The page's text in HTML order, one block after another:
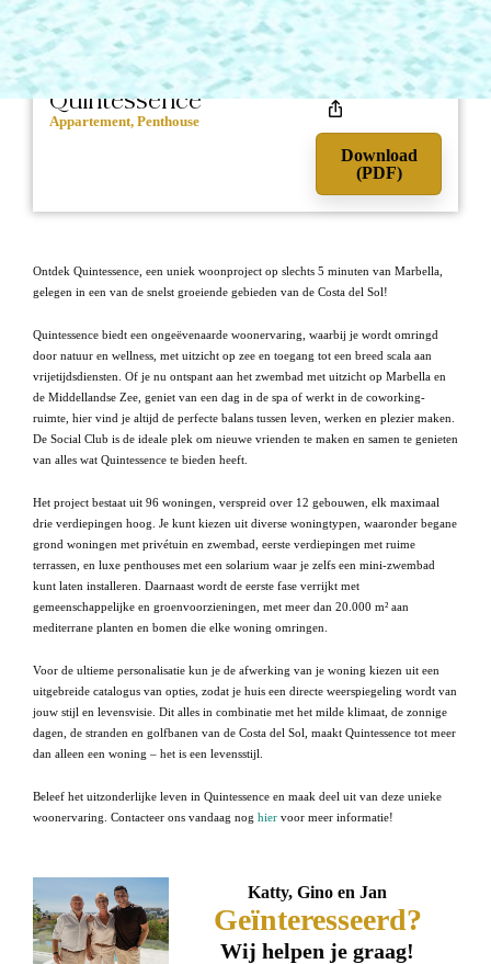
Marbella, Marbella
Quintessence
Appartement, Penthouse
1.150.000
Download
(PDF)
Ontdek Quintessence, een uniek woonproject op slechts 5 minuten van Marbella,
gelegen in een van de snelst groeiende gebieden van de Costa del Sol!
Quintessence biedt een ongeëvenaarde woonervaring, waarbij je wordt omringd
door natuur en wellness, met uitzicht op zee en toegang tot een breed scala aan
vrijetijdsdiensten. Of je nu ontspant aan het zwembad met uitzicht op Marbella en
de Middellandse Zee, geniet van een dag in de spa of werkt in de coworking-
ruimte, hier vind je altijd de perfecte balans tussen leven, werken en plezier maken.
De Social Club is de ideale plek om nieuwe vrienden te maken en samen te genieten
van alles wat Quintessence te bieden heeft.
Het project bestaat uit 96 woningen, verspreid over 12 gebouwen, elk maximaal
drie verdiepingen hoog. Je kunt kiezen uit diverse woningtypen, waaronder begane
grond woningen met privétuin en zwembad, eerste verdiepingen met ruime
terrassen, en luxe penthouses met een solarium waar je zelfs een mini-zwembad
kunt laten installeren. Daarnaast wordt de eerste fase verrijkt met
gemeenschappelijke en groenvoorzieningen, met meer dan 20.000 m² aan
mediterrane planten en bomen die elke woning omringen.
Voor de ultieme personalisatie kun je de afwerking van je woning kiezen uit een
uitgebreide catalogus van opties, zodat je huis een directe weerspiegeling wordt van
jouw stijl en levensvisie. Dit alles in combinatie met het milde klimaat, de zonnige
dagen, de stranden en golfbanen van de Costa del Sol, maakt Quintessence tot meer
dan alleen een woning – het is een levensstijl.
Beleef het uitzonderlijke leven in Quintessence en maak deel uit van deze unieke
woonervaring. Contacteer ons vandaag nog hier voor meer informatie!
Katty, Gino en Jan
Geïnteresseerd?
Wij helpen je graag!